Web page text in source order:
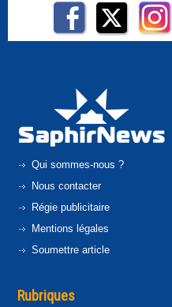
Qui sommes-nous ?
Nous contacter
Régie publicitaire
Mentions légales
Soumettre article
Rubriques